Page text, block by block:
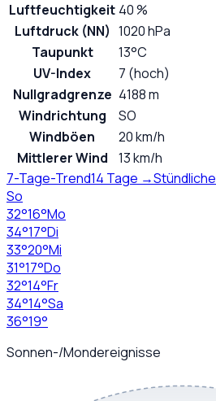
Luftfeuchtigkeit 40 %
Luftdruck (NN) 1020 hPa
Taupunkt
13°C
UV-Index
7 (hoch)
Nullgradgrenze 4188 m
Windrichtung
SO
Windböen
20 km/h
Mittlerer Wind
13 km/h
7-Tage-Trend14 Tage →
So
32°16°Mo
34°17°Di
33°20°Mi
31°17°Do
32°14°Fr
34°14°Sa
36°19°
Sonnen-/Mondereignisse